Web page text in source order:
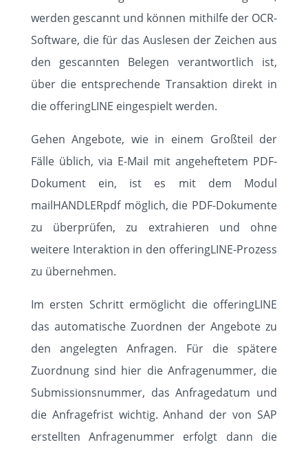
werden gescannt und können mithilfe der OCR-
Software, die für das Auslesen der Zeichen aus
den gescannten Belegen verantwortlich ist,
über die entsprechende Transaktion direkt in
die offeringLINE eingespielt werden.
Gehen Angebote, wie in einem Großteil der
Fälle üblich, via E-Mail mit angeheftetem PDF-
Dokument ein, ist es mit dem Modul
mailHANDLERpdf möglich, die PDF-Dokumente
zu überprüfen, zu extrahieren und ohne
weitere Interaktion in den offeringLINE-Prozess
zu übernehmen.
Im ersten Schritt ermöglicht die offeringLINE
das automatische Zuordnen der Angebote zu
den angelegten Anfragen. Für die spätere
Zuordnung sind hier die Anfragenummer, die
Submissionsnummer, das Anfragedatum und
die Anfragefrist wichtig. Anhand der von SAP
erstellten Anfragenummer erfolgt dann die